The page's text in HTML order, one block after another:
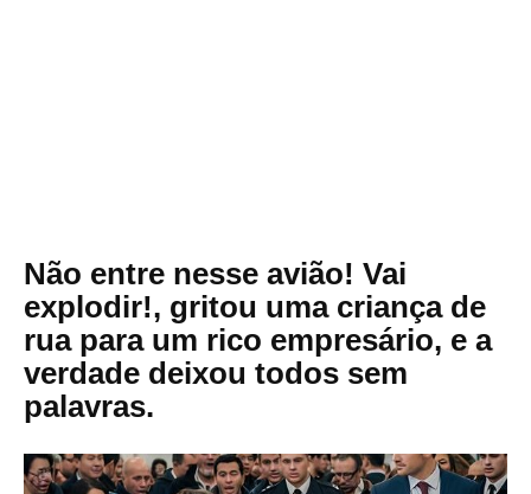
Não entre nesse avião! Vai
explodir!, gritou uma criança de
rua para um rico empresário, e a
verdade deixou todos sem
palavras.